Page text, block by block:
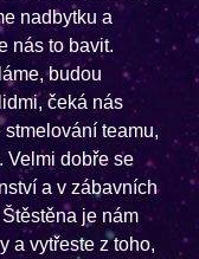
nadbytku a
nás to bavit.
budou
čeká nás
teamu,
Velmi dobře se
a v zábavních
je nám
a vytřeste z toho,